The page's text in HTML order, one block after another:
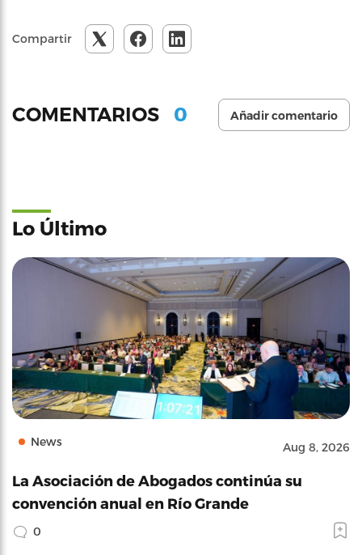
Compartir
COMENTARIOS 0 Añadir comentario
Lo Último
News Aug 8, 2026
La Asociación de Abogados continúa su
convención anual en Río Grande
0